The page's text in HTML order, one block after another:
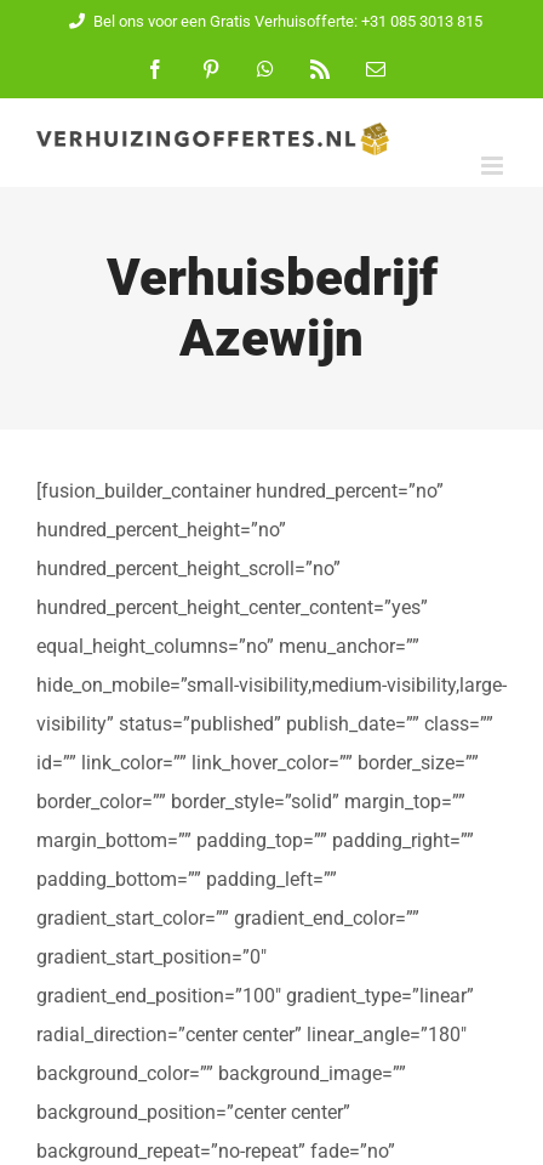
inhoud
Bel ons voor een Gratis Verhuisofferte: +31 085 3013 815
FacebookPinterest WhatsApp
E-
Verhuisbedrijf
Azewijn
[fusion_builder_container hundred_percent=”no”
hundred_percent_height=”no”
hundred_percent_height_scroll=”no”
hundred_percent_height_center_content=”yes”
equal_height_columns=”no” menu_anchor=””
hide_on_mobile=”small-visibility,medium-visibility,large-
visibility” status=”published” publish_date=”” class=””
id=”” link_color=”” link_hover_color=”” border_size=””
border_color=”” border_style=”solid” margin_top=””
margin_bottom=”” padding_top=”” padding_right=””
padding_bottom=”” padding_left=””
gradient_start_color=”” gradient_end_color=””
gradient_start_position=”0″
gradient_end_position=”100″ gradient_type=”linear”
radial_direction=”center center” linear_angle=”180″
background_color=”” background_image=””
background_position=”center center”
background_repeat=”no-repeat” fade=”no”